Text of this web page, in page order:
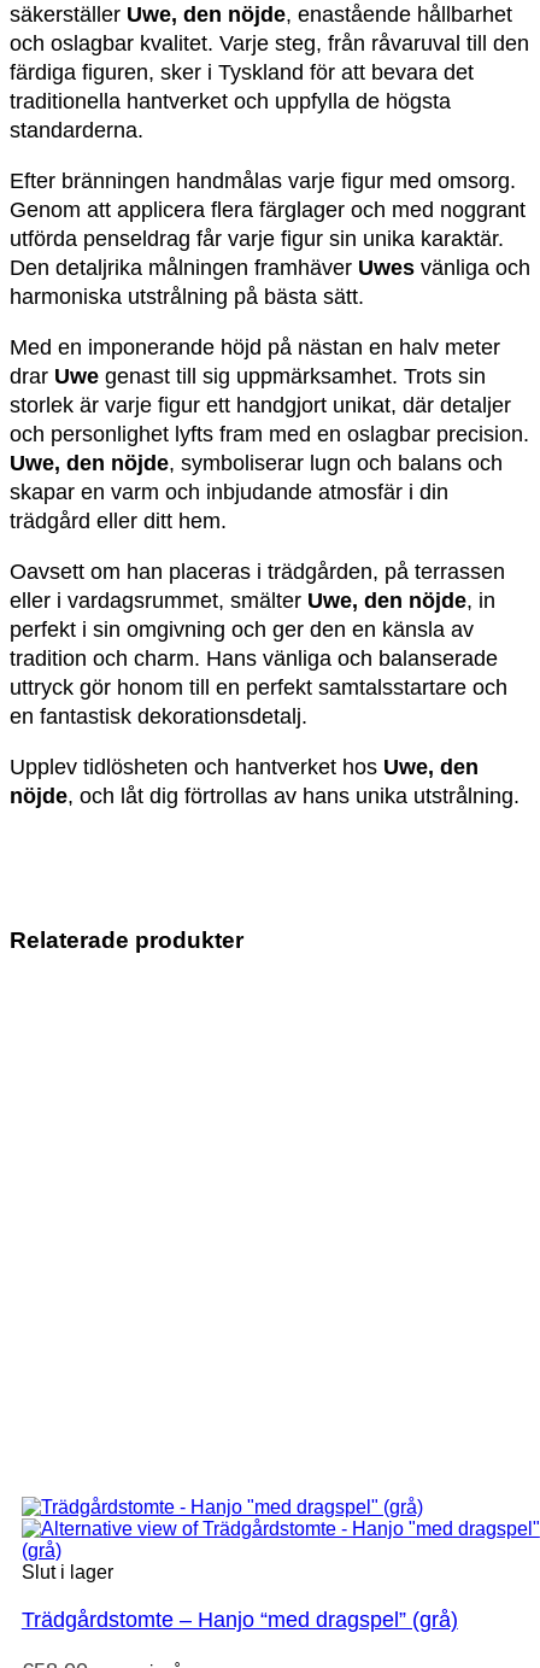
säkerställer Uwe, den nöjde, enastående hållbarhet
och oslagbar kvalitet. Varje steg, från råvaruval till den
färdiga figuren, sker i Tyskland för att bevara det
traditionella hantverket och uppfylla de högsta
standarderna.
Efter bränningen handmålas varje figur med omsorg.
Genom att applicera flera färglager och med noggrant
utförda penseldrag får varje figur sin unika karaktär.
Den detaljrika målningen framhäver Uwes vänliga och
harmoniska utstrålning på bästa sätt.
Med en imponerande höjd på nästan en halv meter
drar Uwe genast till sig uppmärksamhet. Trots sin
storlek är varje figur ett handgjort unikat, där detaljer
och personlighet lyfts fram med en oslagbar precision.
Uwe, den nöjde, symboliserar lugn och balans och
skapar en varm och inbjudande atmosfär i din
trädgård eller ditt hem.
Oavsett om han placeras i trädgården, på terrassen
eller i vardagsrummet, smälter Uwe, den nöjde, in
perfekt i sin omgivning och ger den en känsla av
tradition och charm. Hans vänliga och balanserade
uttryck gör honom till en perfekt samtalsstartare och
en fantastisk dekorationsdetalj.
Upplev tidlösheten och hantverket hos Uwe, den
nöjde, och låt dig förtrollas av hans unika utstrålning.
Relaterade produkter
Slut i lager
Trädgårdstomte – Hanjo “med dragspel” (grå)